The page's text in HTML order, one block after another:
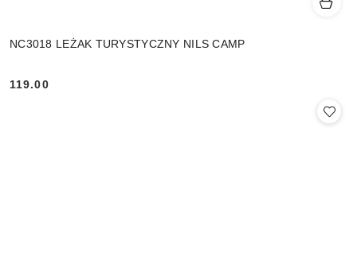
NC3018 LEŻAK TURYSTYCZNY NILS CAMP
Cena:
119.00